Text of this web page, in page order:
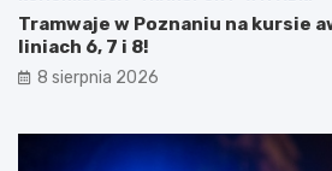
a
l
w
i
r
i
G
i
Tramwaje w Poznaniu na kursie
liniach 6, 7 i 8!
8 sierpnia 2026